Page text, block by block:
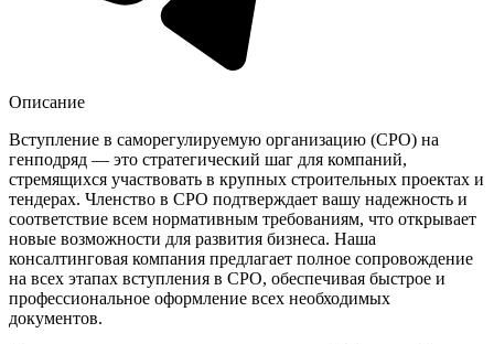
Описание
Вступление в саморегулируемую организацию (СРО) на
генподряд — это стратегический шаг для компаний,
стремящихся участвовать в крупных строительных проектах и
тендерах. Членство в СРО подтверждает вашу надежность и
соответствие всем нормативным требованиям, что открывает
новые возможности для развития бизнеса. Наша
консалтинговая компания предлагает полное сопровождение
на всех этапах вступления в СРО, обеспечивая быстрое и
профессиональное оформление всех необходимых
документов.